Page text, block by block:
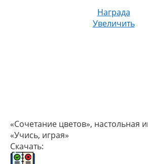
Награда
Увеличить
«Сочетание цветов», настольная
«Учись, играя»
Скачать: